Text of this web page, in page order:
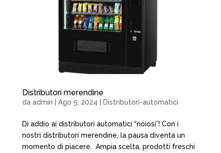
Distributori merendine
da admin Ago 5, 2024 Distributori-automatici
Dì addio ai distributori automatici “noiosi”! Con i
nostri distributori merendine, la pausa diventa un
momento di piacere. Ampia scelta, prodotti freschi